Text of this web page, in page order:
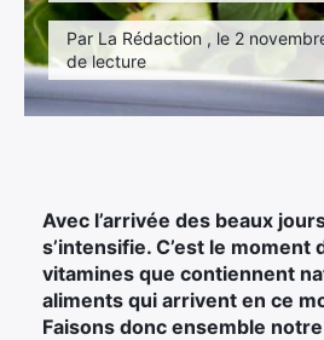
Par La Rédaction , le 2
de lecture
Avec l’arrivée des beaux
s’intensifie. C’est le moment
vitamines que contiennent
aliments qui arrivent en ce
Faisons donc ensemble